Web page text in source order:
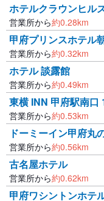
ホテルクラウンヒル
営業所から約0.28km
甲府プリンスホテル
営業所から約0.32km
ホテル 談露館
営業所から約0.49km
東横 INN 甲府駅南口
営業所から約0.53km
ドーミーイン甲府丸
営業所から約0.56km
古名屋ホテル
営業所から約0.62km
甲府ワシントンホテ